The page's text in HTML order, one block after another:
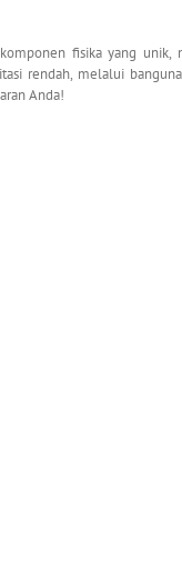
fisika yang unik,
rendah, melalui
Anda!